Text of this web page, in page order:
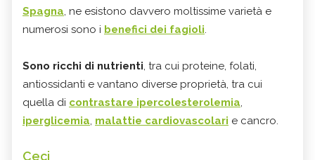
Spagna, ne esistono davvero moltissime varietà e
numerosi sono i benefici dei fagioli.
Sono ricchi di nutrienti, tra cui proteine, folati,
antiossidanti e vantano diverse proprietà, tra cui
quella di contrastare ipercolesterolemia,
iperglicemia, malattie cardiovascolari e cancro.
Ceci